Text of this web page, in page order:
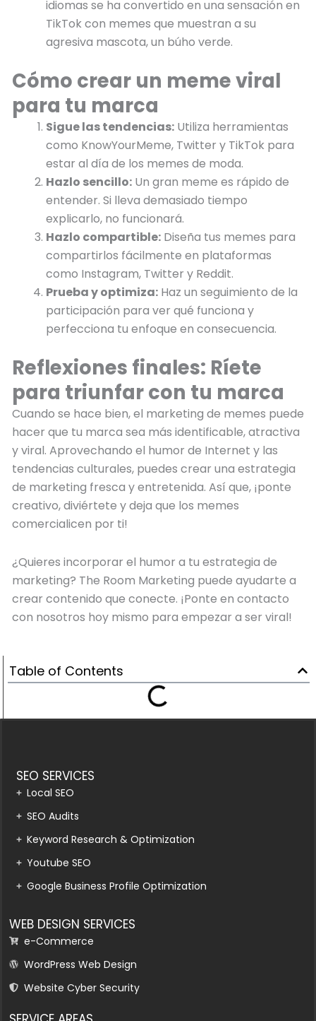
idiomas se ha convertido en una sensación en
TikTok con memes que muestran a su
agresiva mascota, un búho verde.
Cómo crear un meme viral
para tu marca
Sigue las tendencias: Utiliza herramientas
como KnowYourMeme, Twitter y TikTok para
estar al día de los memes de moda.
Hazlo sencillo: Un gran meme es rápido de
entender. Si lleva demasiado tiempo
explicarlo, no funcionará.
Hazlo compartible: Diseña tus memes para
compartirlos fácilmente en plataformas
como Instagram, Twitter y Reddit.
Prueba y optimiza: Haz un seguimiento de la
participación para ver qué funciona y
perfecciona tu enfoque en consecuencia.
Reflexiones finales: Ríete
para triunfar con tu marca
Cuando se hace bien, el marketing de memes puede
hacer que tu marca sea más identificable, atractiva
y viral. Aprovechando el humor de Internet y las
tendencias culturales, puedes crear una estrategia
de marketing fresca y entretenida. Así que, ¡ponte
creativo, diviértete y deja que los memes
comercialicen por ti!
¿Quieres incorporar el humor a tu estrategia de
marketing? The Room Marketing puede ayudarte a
crear contenido que conecte. ¡Ponte en contacto
con nosotros hoy mismo para empezar a ser viral!
Table of Contents
SEO SERVICES
Local SEO
SEO Audits
Keyword Research & Optimization
Youtube SEO
Google Business Profile Optimization
WEB DESIGN SERVICES
e-Commerce
WordPress Web Design
Website Cyber Security